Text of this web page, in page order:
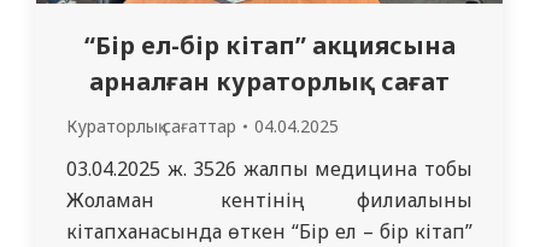
“Бір ел-бір кітап” акциясына
арналған кураторлық сағат
Кураторлық сағаттар 04.04.2025
03.04.2025 ж. 3526 жалпы медицина тобы
Жоламан кентінің филиалының
кітапханасында өткен “Бір ел – бір кітап”